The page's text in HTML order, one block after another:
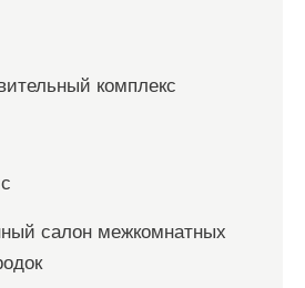
комплекс
салон межкомнатных